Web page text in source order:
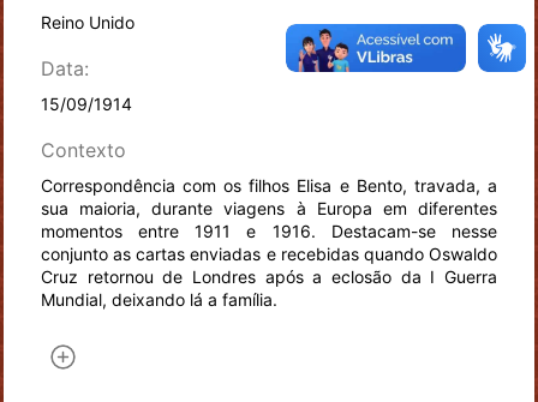
Reino Unido
Data:
15/09/1914
Contexto
Correspondência com os filhos Elisa e Bento, travada, a
sua maioria, durante viagens à Europa em diferentes
momentos entre 1911 e 1916. Destacam-se nesse
conjunto as cartas enviadas e recebidas quando Oswaldo
Cruz retornou de Londres após a eclosão da I Guerra
Mundial, deixando lá a família.